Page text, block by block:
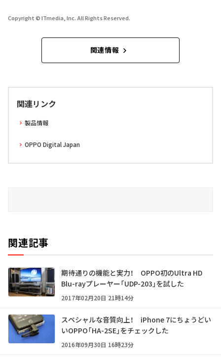
Copyright © ITmedia, Inc. All Rights Reserved.
関連情報
関連リンク
製品情報
OPPO Digital Japan
関連記事
期待通りの機能と実力！ OPPO初のUltra HD
Blu-rayプレーヤー「UDP-203」を試した
2017年02月20日 21時14分
スペシャルな音質向上！ iPhone 7にちょうどい
いOPPO「HA-2SE」をチェックした
2016年09月30日 16時23分